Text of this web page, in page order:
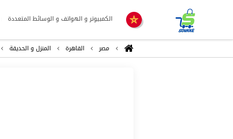
الكمبيوتر و الهواتف و الوسائط المتعددة
مصر القاهرة المنزل و الحديقة